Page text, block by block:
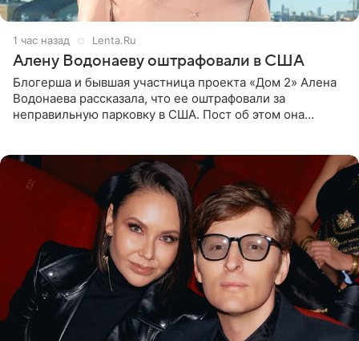
1 час назад Lenta.Ru
Алену Водонаеву оштрафовали в США
Блогерша и бывшая участница проекта «Дом 2» Алена
Водонаева рассказала, что ее оштрафовали за
неправильную парковку в США. Пост об этом она